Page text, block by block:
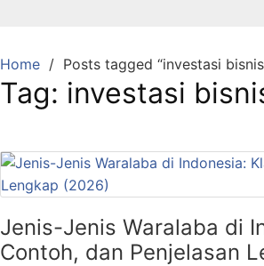
Home Posts tagged “investasi
Tag: investasi
Jenis-Jenis Waralaba di
Contoh, dan Penjelasan